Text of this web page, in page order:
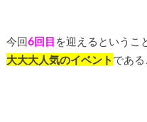
今回6回目 を迎えるというこ
大大大人気のイベント である